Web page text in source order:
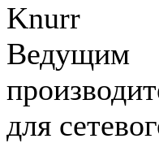
Knurr
Ведущим
для